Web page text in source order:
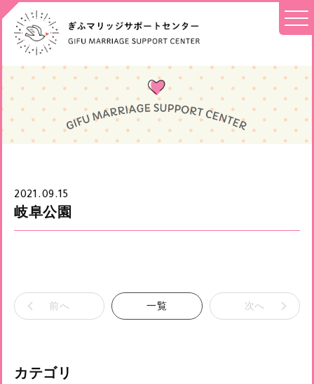
2021.09.15
岐阜公園
前へ 一覧 次へ
カテゴリ